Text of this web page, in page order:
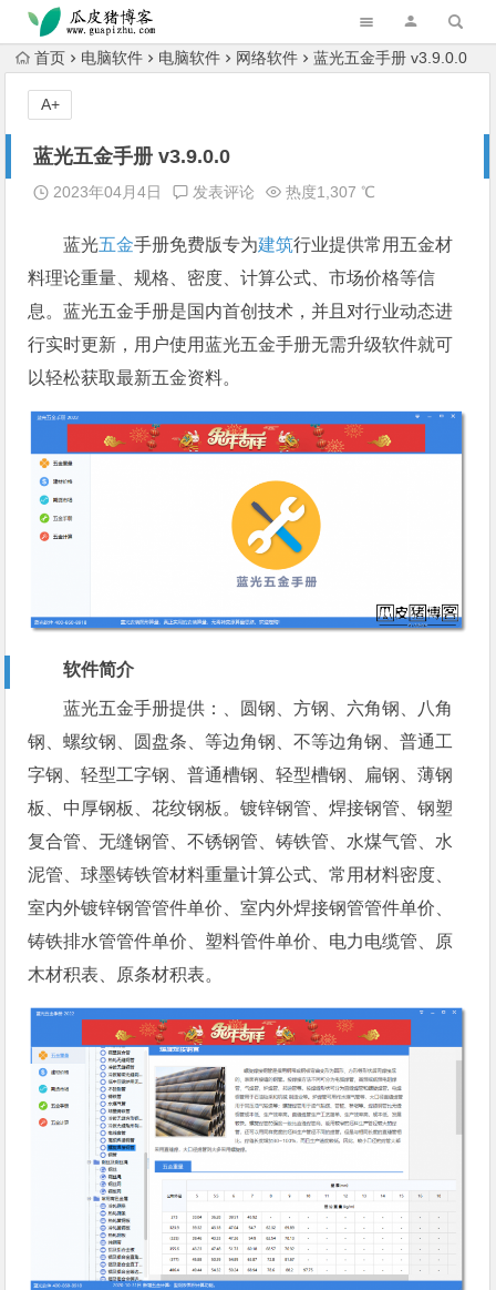
跳转到主内容
首页 电脑软件 电脑软件 网络软件 蓝光五金手册 v3.9.0.0
蓝光五金手册 v3.9.0.0
2023年04月4日 发表评论 热度1,307 ℃
蓝光五金手册免费版专为建筑行业提供常用五金材
料理论重量、规格、密度、计算公式、市场价格等信
息。蓝光五金手册是国内首创技术，并且对行业动态进
行实时更新，用户使用蓝光五金手册无需升级软件就可
以轻松获取最新五金资料。
软件简介
蓝光五金手册提供：、圆钢、方钢、六角钢、八角
钢、螺纹钢、圆盘条、等边角钢、不等边角钢、普通工
字钢、轻型工字钢、普通槽钢、轻型槽钢、扁钢、薄钢
板、中厚钢板、花纹钢板。镀锌钢管、焊接钢管、钢塑
复合管、无缝钢管、不锈钢管、铸铁管、水煤气管、水
泥管、球墨铸铁管材料重量计算公式、常用材料密度、
室内外镀锌钢管管件单价、室内外焊接钢管管件单价、
铸铁排水管管件单价、塑料管件单价、电力电缆管、原
木材积表、原条材积表。
A+